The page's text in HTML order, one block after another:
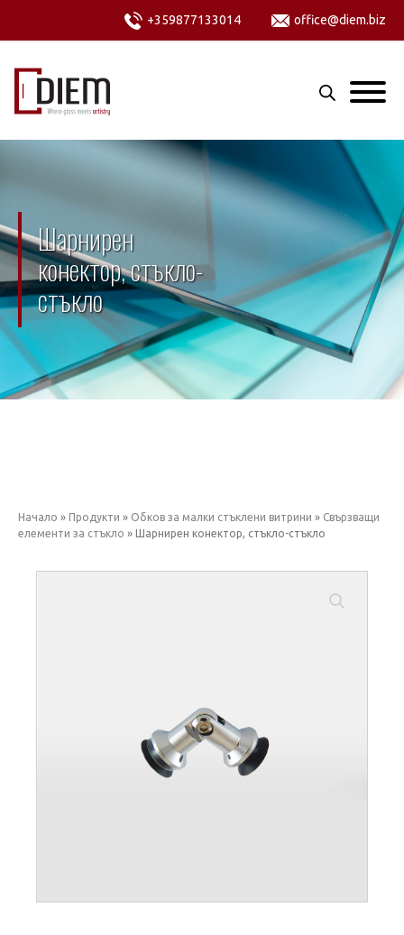
+359877133014 office@diem.biz
Шарнирен
конектор, стъкло-
стъкло
Начало » Продукти » Обков за малки стъклени витрини » Свързващи
елементи за стъкло » Шарнирен конектор, стъкло-стъкло